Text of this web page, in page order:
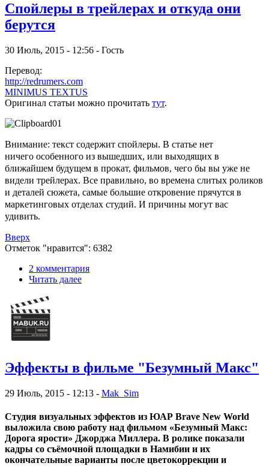
Спойлеры в трейлерах и откуда они
берутся
30 Июль, 2015 - 12:56 - Гость
Перевод:
http://redrumers.com
MINIMUS TEXTUS
Оригинал статьи можно прочитать тут.
Внимание: текст содержит спойлеры. В статье нет
ничего особенного из вышедших, или выходящих в
ближайшем будущем в прокат, фильмов, чего бы вы уже не
видели трейлерах. Все правильно, во времена слитых роликов
и деталей сюжета, самые большие откровение прячутся в
маркетинговых отделах студий. И причины могут вас
удивить.
Вверх
Отметок "нравится": 6382
2 комментария
Читать далее
Эффекты в фильме "Безумный Макс"
29 Июль, 2015 - 12:13 - Mak_Sim
Студия визуальных эффектов из ЮАР Brave New World
выложила свою работу над фильмом «Безумный Макс:
Дорога ярости» Джорджа Миллера. В ролике показали
кадры со съёмочной площадки в Намибии и их
окончательные варианты после цветокоррекции и